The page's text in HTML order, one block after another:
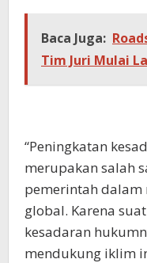
Baca Juga:
Tim Juri Mulai
“Peningkatan
merupakan salah
pemerintah dalam
global. Karena
kesadaran
mendukung iklim